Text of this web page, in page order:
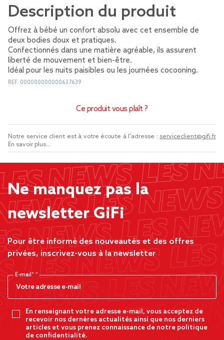
Description du produit
Offrez à bébé un confort absolu avec cet ensemble de
deux bodies doux et pratiques.
Confectionnés dans une matière agréable, ils assurent
liberté de mouvement et bien-être.
Idéal pour les nuits paisibles ou les journées cocooning.
REF. 000000000000637639
Ce produit vous plaît ?
Notre service client est à votre écoute à l'adresse : serviceclient@gifi.fr
En savoir plus...
Ne manquez pas la
newsletter GiFi
Pour être informé des nouveautés et des offres
privées, inscrivez-vous à la newsletter
E-mail*
En renseignant votre adresse e-mail, vous acceptez de
recevoir nos dernères actualités ainsi que nos derniers
articles et vous prenez connaissance de notre politique
de confidentialité.